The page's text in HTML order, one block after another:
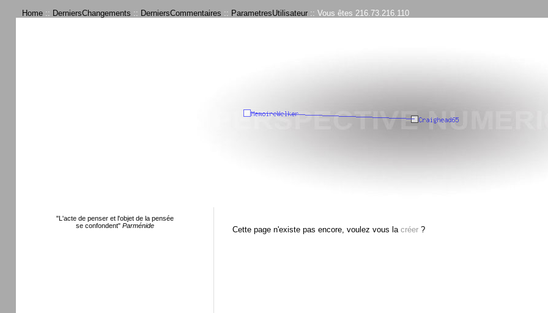
Home :: DerniersChangements :: DerniersCommentaires :: ParametresUtilisateur :: Vous êtes 216.73.216.110
"L'acte de penser et l'objet de la pensée
se confondent"Parménide Cette page n'existe pas encore, voulez vous la créer?